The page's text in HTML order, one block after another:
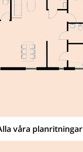
våra planritningar